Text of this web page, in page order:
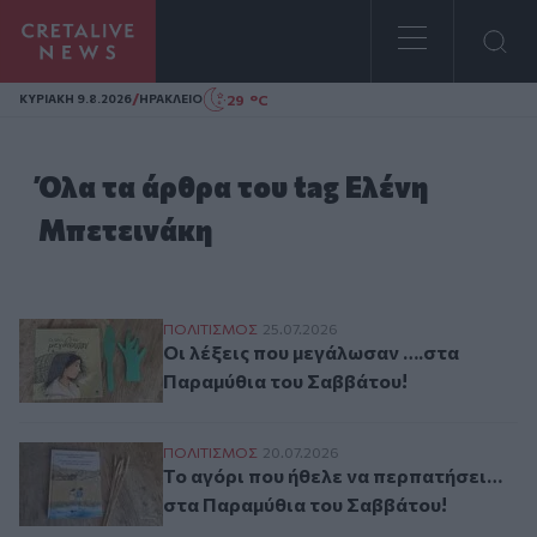
Homepage
ΚΥΡΙΑΚΗ 9.8.2026/ΗΡΑΚΛΕΙΟ 29 °C
Όλα τα άρθρα του tag Ελένη
Μπετεινάκη
Οι λέξεις που μεγάλωσαν ….στα
ΠΟΛΙΤΙΣΜΟΣ 25.07.2026
Οι λέξεις που μεγάλωσαν ….στα
Παραμύθια του Σαββάτου!
Το αγόρι που ήθελε να περπατήσει… στα
ΠΟΛΙΤΙΣΜΟΣ 20.07.2026
Το αγόρι που ήθελε να περπατήσει…
στα Παραμύθια του Σαββάτου!